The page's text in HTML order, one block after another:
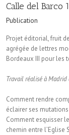
Calle del Barco
Publication
Projet éditorial, fruit
agrégée de lettres
Bordeaux III pour les
Travail réalisé à
Comment rendre
éclairer ses
Comment esquisser
chemin entre l’Eglise